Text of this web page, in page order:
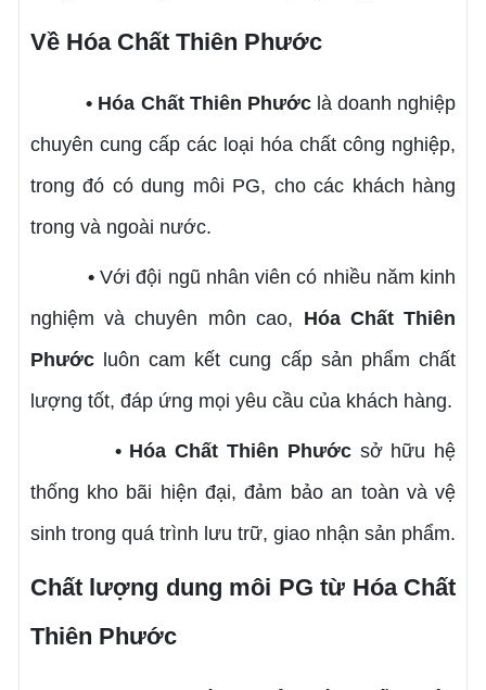
Về Hóa Chất Thiên Phước
• Hóa Chất Thiên Phướclà doanh nghiệp
chuyên cung cấp các loại hóa chất công nghiệp,
trong đó có dung môi PG, cho các khách hàng
trong và ngoài nước.
• Với đội ngũ nhân viên có nhiều năm kinh
nghiệm và chuyên môn cao, Hóa Chất Thiên
Phướcluôn cam kết cung cấp sản phẩm chất
lượng tốt, đáp ứng mọi yêu cầu của khách hàng.
• Hóa Chất Thiên Phướcsở hữu hệ
thống kho bãi hiện đại, đảm bảo an toàn và vệ
sinh trong quá trình lưu trữ, giao nhận sản phẩm.
Chất lượng dung môi PG từ Hóa Chất
Thiên Phước